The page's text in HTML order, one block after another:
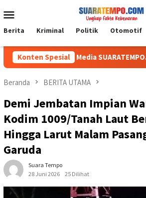
ke
kontenMobile
Berita Kriminal Politik Otomotif
Konten Spesial
Sungkawa, Media SUARATEMPO.
Beranda BERITA UTAMA
Demi Jembatan Impian
Kodim 1009/Tanah Laut
Hingga Larut Malam
Garuda
Suara Tempo
28 Juni 2026
25 Dilihat